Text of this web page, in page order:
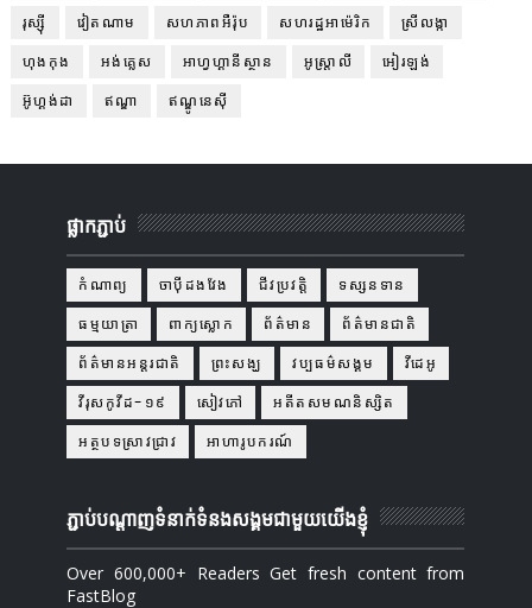
រុស្ស៊ី
វៀតណាម សហភាពអឺរ៉ុប សហរដ្ឋអាម៉េរិក
ស្រីលង្កា
ហុងកុង
អង់គ្លេស អាហ្វហ្គានីស្ថាន អូស្ត្រាលី
អៀរឡង់
អ៊ូហ្គង់ដា
ឥណ្ឌា ឥណ្ឌូនេស៊ី
ផ្លាកភ្ជាប់
កំណាព្យ ចាប៉ីដងវែង ជីវប្រវត្តិ
ទស្សនទាន
ធម្មយាត្រា
ពាក្យស្លោក ព័ត៌មាន
ព័ត៌មានជាតិ
ព័ត៌មានអន្តរជាតិ
ព្រះសង្ឃ វប្បធម៌សង្គម
វីដេអូ
វីរុសកូវីដ-១៩
សៀវភៅ
អតីតសមណនិស្សិត
អត្ថបទស្រាវជ្រាវ
អាហារូបករណ៍
ភ្ជាប់បណ្ដាញទំនាក់ទំនងសង្គមជាមួយយើងខ្ញុំ
Over 600,000+ Readers Get fresh content from
FastBlog